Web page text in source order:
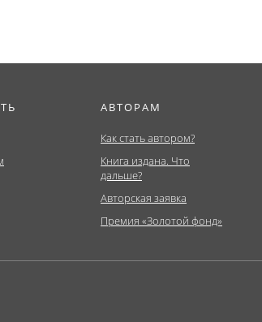
АВТОРАМ
Как стать автором?
Книга издана. Что
дальше?
Авторская заявка
Премия «Золотой фонд»